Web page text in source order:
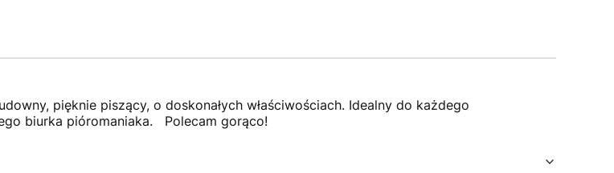
pięknie piszący, o doskonałych właściwościach. Idealny do każdego
biurka pióromaniaka. Polecam gorąco!